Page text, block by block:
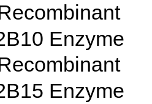
Enzyme
Enzyme